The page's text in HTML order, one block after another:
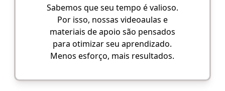
Sabemos que seu tempo é valioso.
Por isso, nossas videoaulas e
materiais de apoio são pensados
para otimizar seu aprendizado.
Menos esforço, mais resultados.